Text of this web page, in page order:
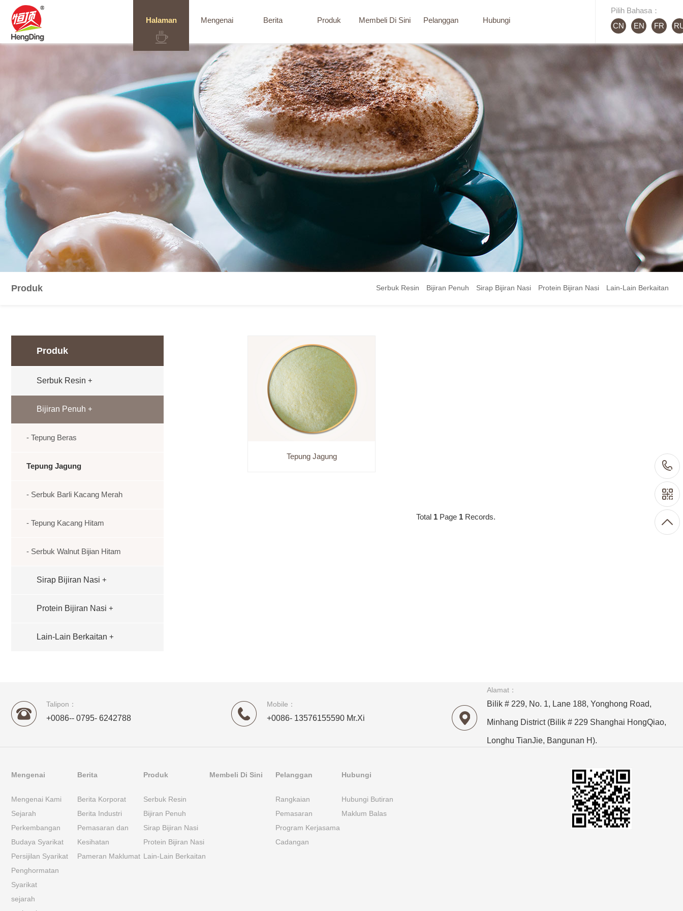
Halaman Mengenai Berita Produk Membeli Di Sini Pelanggan Hubungi
Pilih Bahasa：
CN
EN FR
Produk Serbuk Resin Bijiran Penuh Sirap Bijiran Nasi Protein Bijiran Nasi Lain-Lain Berkaitan
Produk
Serbuk Resin +
Bijiran Penuh +
- Tepung Beras
Tepung Jagung
- Serbuk Barli Kacang Merah
- Tepung Kacang Hitam
- Serbuk Walnut Bijian Hitam
Sirap Bijiran Nasi +
Protein Bijiran Nasi +
Lain-Lain Berkaitan +
Tepung Jagung
Total 1 Page 1 Records.
Talipon：
+0086-- 0795- 6242788
Mobile：
+0086- 13576155590 Mr.Xi
Alamat：
Bilik # 229, No. 1, Lane 188, Yonghong Road,
Minhang District (Bilik # 229 Shanghai HongQiao,
Longhu TianJie, Bangunan H).
Mengenai
Mengenai Kami
Sejarah
Perkembangan
Budaya Syarikat
Persijilan Syarikat
Penghormatan
Syarikat
sejarah
Berita
Berita Korporat
Berita Industri
Pemasaran dan
Kesihatan
Pameran Maklumat
Produk
Serbuk Resin
Bijiran Penuh
Sirap Bijiran Nasi
Protein Bijiran Nasi
Lain-Lain Berkaitan
Membeli Di Sini Pelanggan
Rangkaian
Pemasaran
Program Kerjasama
Cadangan
Hubungi
Hubungi Butiran
Maklum Balas